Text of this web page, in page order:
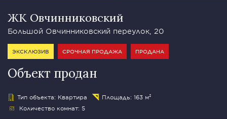
ЖК Овчинниковский
Большой Овчинниковский переулок, 20
ЭКСКЛЮЗИВ СРОЧНАЯ ПРОДАЖА ПРОДАНА
Объект продан
Тип объекта: Квартира
Площадь: 163 м²
Количество комнат: 5